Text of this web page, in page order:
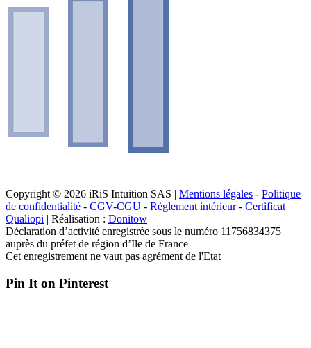
Copyright © 2026 iRiS Intuition SAS | Mentions légales - Politique
de confidentialité - CGV-CGU - Règlement intérieur- Certificat
Qualiopi | Réalisation : Donitow
Déclaration d’activité enregistrée sous le numéro 11756834375
auprès du préfet de région d’Ile de France
Cet enregistrement ne vaut pas agrément de l'Etat
Pin It on Pinterest